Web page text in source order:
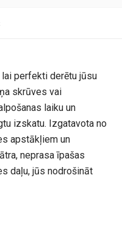
perfekti derētu jūsu
skrūves vai
laiku un
izskatu. Izgatavota no
apstākļiem un
neprasa īpašas
daļu, jūs nodrošināt